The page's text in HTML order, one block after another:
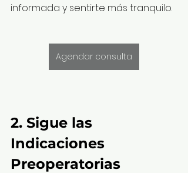
informada y sentirte más tranquilo.
Agendar consulta
2. Sigue las
Indicaciones
Preoperatorias